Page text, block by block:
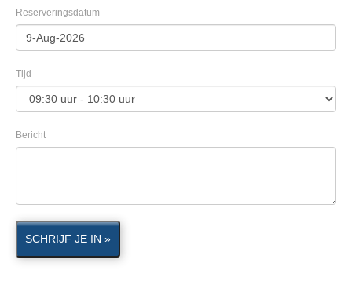
Reserveringsdatum
Tijd
Bericht
SCHRIJF JE IN »